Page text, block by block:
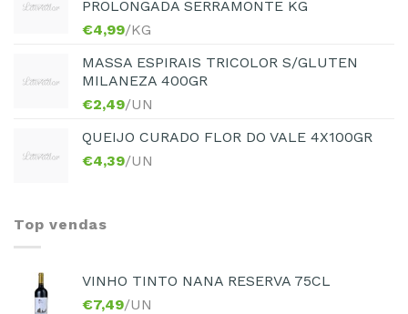
PROLONGADA SERRAMONTE KG
€4,99/KG
MASSA ESPIRAIS TRICOLOR S/GLUTEN
MILANEZA 400GR
€2,49/UN
QUEIJO CURADO FLOR DO VALE 4X100GR
€4,39/UN
Top vendas
VINHO TINTO NANA RESERVA 75CL
€7,49/UN